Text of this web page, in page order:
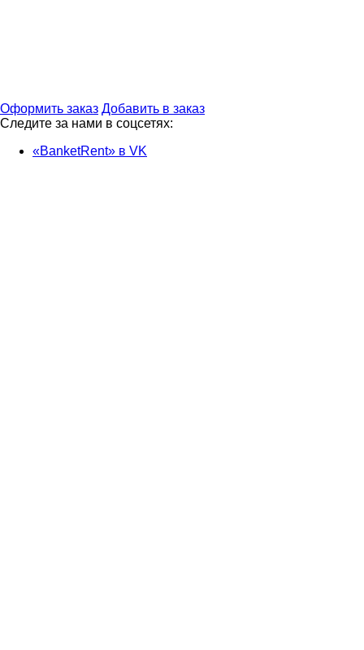
Оформить заказ Добавить в заказ
Следите за нами в соцсетях:
«BanketRent» в VK